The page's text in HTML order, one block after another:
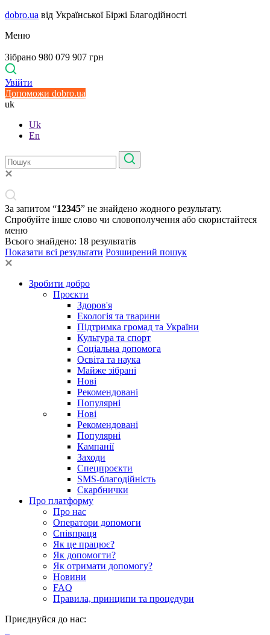
dobro.ua від Української Біржі Благодійності
Меню
Зібрано 980 079 907 грн
Увійти
Допоможи dobro.ua
uk
Uk
En
За запитом “12345” не знайдено жодного результату.
Спробуйте інше слово чи словополучення або скористайтеся
меню
Всього знайдено: 18 результатів
Показати всі результати Розширений пошук
Зробити добро
Проєкти
Здоров'я
Екологія та тварини
Підтримка громад та України
Культура та спорт
Соціальна допомога
Освіта та наука
Майже зібрані
Нові
Рекомендовані
Популярні
Нові
Рекомендовані
Популярні
Кампанії
Заходи
Спецпроєкти
SMS-благодійність
Скарбнички
Про платформу
Про нас
Оператори допомоги
Співпраця
Як це працює?
Як допомогти?
Як отримати допомогу?
Новини
FAQ
Правила, принципи та процедури
Приєднуйся до нас: